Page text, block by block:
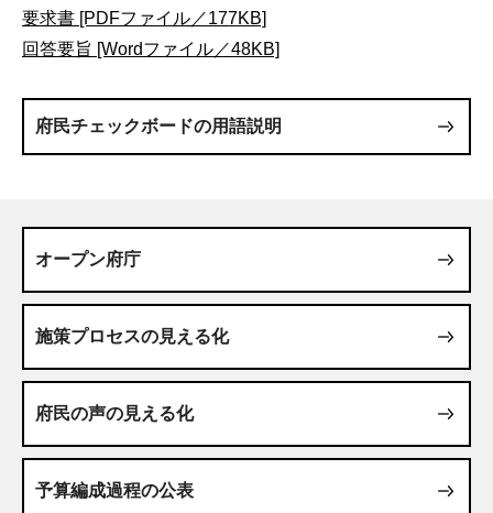
要求書 [PDFファイル／177KB]
回答要旨 [Wordファイル／48KB]
府民チェックボードの用語説明
オープン府庁
施策プロセスの見える化
府民の声の見える化
予算編成過程の公表